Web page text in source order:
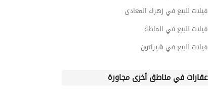
فيلات للبيع في زهراء المعادى
فيلات للبيع في الماظة
فيلات للبيع في شيراتون
عقارات في مناطق أخرى مجاورة